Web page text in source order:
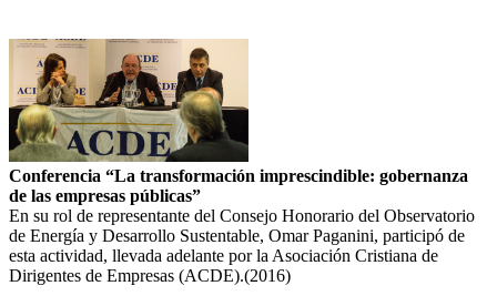
Conferencia “La transformación imprescindible: gobernanza
de las empresas públicas”
En su rol de representante del Consejo Honorario del Observatorio
de Energía y Desarrollo Sustentable, Omar Paganini, participó de
esta actividad, llevada adelante por la Asociación Cristiana de
Dirigentes de Empresas (ACDE).(2016)